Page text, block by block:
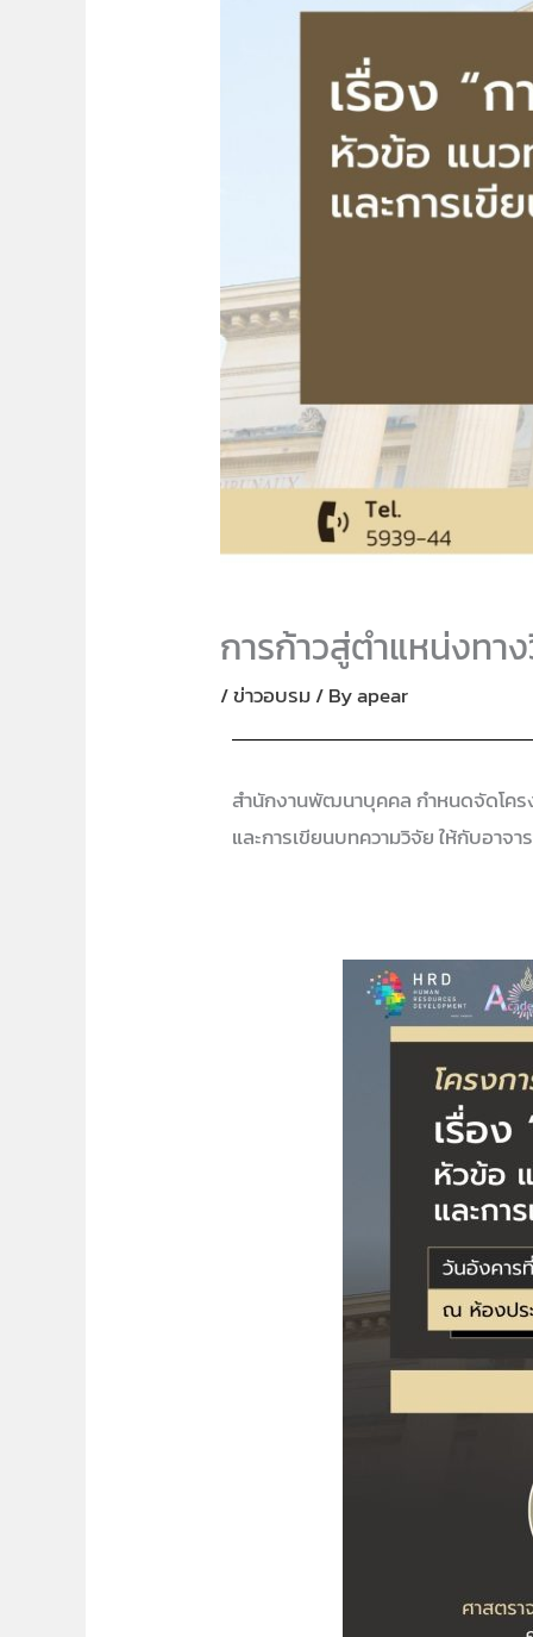
การก้าวสู่ตำแหน่งทา
/ข่าวอบรม/ Byapear
สำนักงานพัฒนาบุคคล กำหนดจัดโคร
และการเขียนบทความวิจัย ให้กับอาจ